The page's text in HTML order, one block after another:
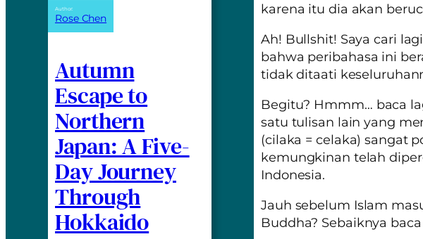
Author:
Rose Chen
Autumn
Escape to
Northern
Japan: A Five-
Day Journey
Through
Hokkaido
karena itu dia akan
Ah! Bullshit! Saya cari
bahwa peribahasa ini
tidak ditaati
Begitu? Hmmm… baca
satu tulisan lain yang
(cilaka = celaka) sangat
kemungkinan telah
Indonesia.
Jauh sebelum Islam
Buddha? Sebaiknya